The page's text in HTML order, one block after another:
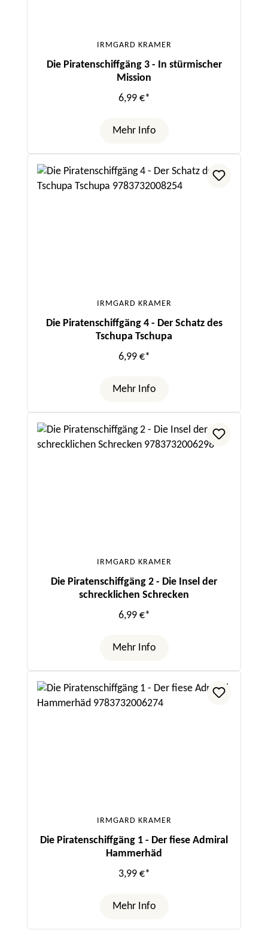
IRMGARD KRAMER
Die Piratenschiffgäng 3 - In stürmischer
Mission
6,99 €*
Mehr Info
IRMGARD KRAMER
Die Piratenschiffgäng 4 - Der Schatz des
Tschupa Tschupa
6,99 €*
Mehr Info
IRMGARD KRAMER
Die Piratenschiffgäng 2 - Die Insel der
schrecklichen Schrecken
6,99 €*
Mehr Info
IRMGARD KRAMER
Die Piratenschiffgäng 1 - Der fiese Admiral
Hammerhäd
3,99 €*
Mehr Info